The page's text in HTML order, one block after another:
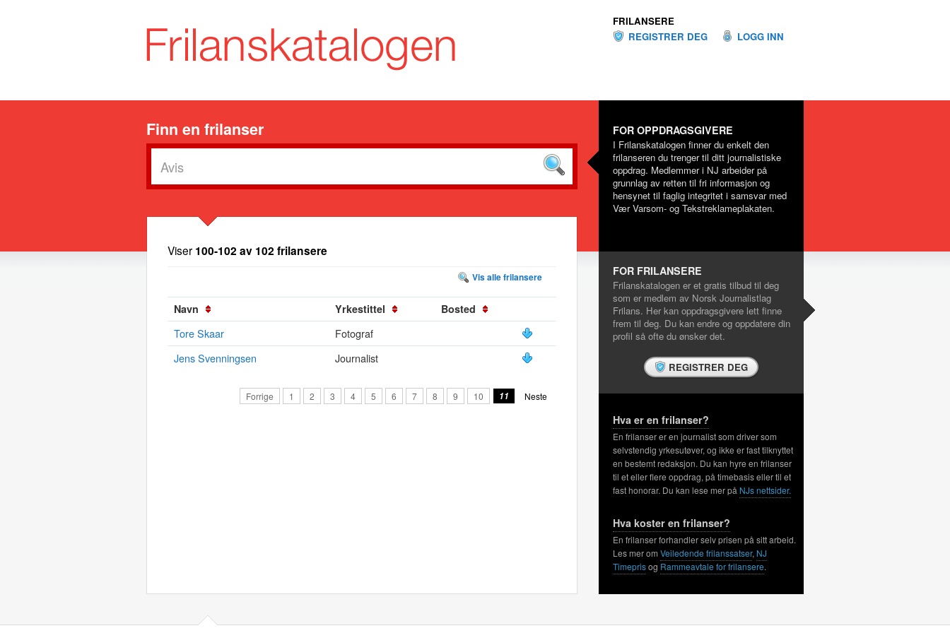
FRILANSERE
REGISTRER DEG
LOGG INN
Finn en frilanser FOR OPPDRAGSGIVERE
I Frilanskatalogen finner du enkelt den
frilanseren du trenger til ditt journalistiske
oppdrag. Medlemmer i NJ arbeider på
grunnlag av retten til fri informasjon og
hensynet til faglig integritet i samsvar med
Vær Varsom- og Tekstreklameplakaten.
Viser 100-102 av 102 frilansere
Vis alle frilansere
Navn Yrkestittel Bosted
Tore Skaar
Fotograf
Jens Svenningsen
Journalist
Forrige 1 2 3 4 5 6 7 8 9 10 11 Neste
FOR FRILANSERE
Frilanskatalogen er et gratis tilbud til deg
som er medlem av Norsk Journalistlag
Frilans. Her kan oppdragsgivere lett finne
frem til deg. Du kan endre og oppdatere din
profil så ofte du ønsker det.
REGISTRER DEG
Hva er en frilanser?
En frilanser er en journalist som driver som
selvstendig yrkesutøver, og ikke er fast tilknyttet
en bestemt redaksjon. Du kan hyre en frilanser
til et eller flere oppdrag, på timebasis eller til et
fast honorar. Du kan lese mer på NJs nettsider.
Hva koster en frilanser?
En frilanser forhandler selv prisen på sitt arbeid.
Les mer om Veiledende frilanssatser, NJ
Timeprisog Rammeavtale for frilansere.